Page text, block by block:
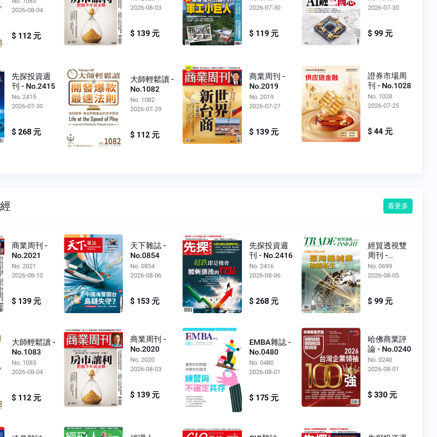
2026-08-04
$ 112 元
2026-08-03
$ 139 元
2026-07-30
$ 119 元
2026-07-30
$ 99 元
先探投資週
刊 - No.2415
No. 2415
2026-07-30
$ 268 元
大師輕鬆讀 -
No.1082
No. 1082
2026-07-29
$ 112 元
商業周刊 -
No.2019
No. 2019
2026-07-27
$ 139 元
證券市場周
刊 - No.1028
No. 1028
2026-07-25
$ 44 元
看更多
商業周刊 -
No.2021
No. 2021
2026-08-10
$ 139 元
天下雜誌 -
No.0854
No. 0854
2026-08-06
$ 153 元
先探投資週
刊 - No.2416
No. 2416
2026-08-06
$ 268 元
經貿透視雙
周刊 -
No.0699
No. 0699
2026-08-05
$ 99 元
大師輕鬆讀 -
No.1083
No. 1083
2026-08-04
$ 112 元
商業周刊 -
No.2020
No. 2020
2026-08-03
$ 139 元
EMBA雜誌 -
No.0480
No. 0480
2026-08-01
$ 175 元
哈佛商業評
論 - No.0240
No. 0240
2026-08-01
$ 330 元